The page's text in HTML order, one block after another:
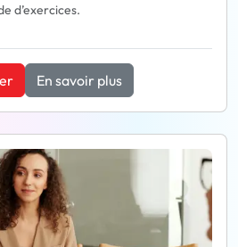
d’exercices.
En savoir plus